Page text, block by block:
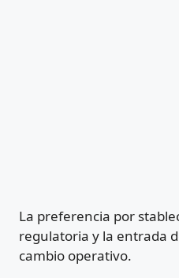
La preferencia por
regulatoria y la entrada
cambio operativo.